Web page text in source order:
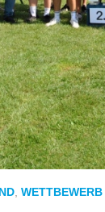
WETTBEWERB